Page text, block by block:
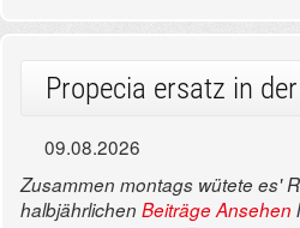
Propecia ersatz in
09.08.2026
Zusammen montags wütete es'
halbjährlichen Beiträge Ansehen